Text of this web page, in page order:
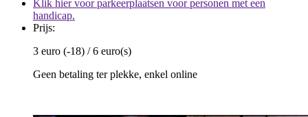
Klik hier voor parkeerplaatsen voor personen met een
handicap.
Prijs:
3 euro (-18) / 6 euro(s)
Geen betaling ter plekke, enkel online